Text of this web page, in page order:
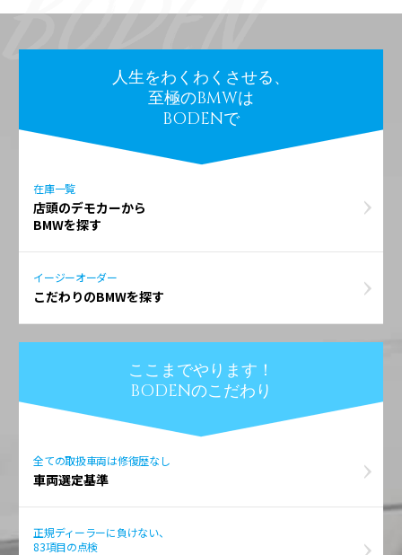
人生をわくわくさせる、
至極のBMWは
BODENで
在庫一覧
店頭のデモカーから
BMWを探す
イージーオーダー
こだわりのBMWを探す
ここまでやります！
BODENのこだわり
全ての取扱車両は修復歴なし
車両選定基準
正規ディーラーに負けない、
83項目の点検